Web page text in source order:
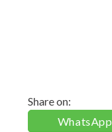
Share on:
WhatsApp